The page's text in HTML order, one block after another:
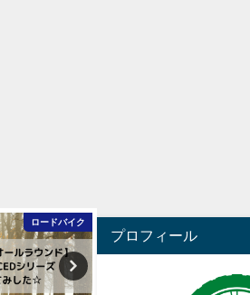
ロードバイク
プロフィール